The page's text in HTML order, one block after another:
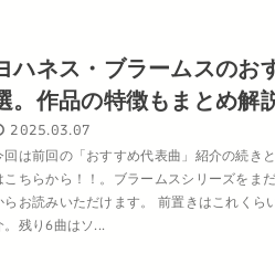
ハネス・ブラームスのお
。作品の特徴もまとめ解
2025.03.07
回は前回の「おすすめ代表曲」紹介の続き
こちらから！！。ブラームスシリーズをま
らお読みいただけます。 前置きはこれくら
。残り6曲はソ...